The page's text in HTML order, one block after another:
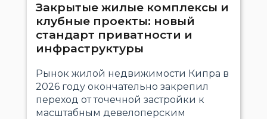
Закрытые жилые комплексы и
клубные проекты: новый
стандарт приватности и
инфраструктуры
Рынок жилой недвижимости Кипра в
2026 году окончательно закрепил
переход от точечной застройки к
масштабным девелоперским